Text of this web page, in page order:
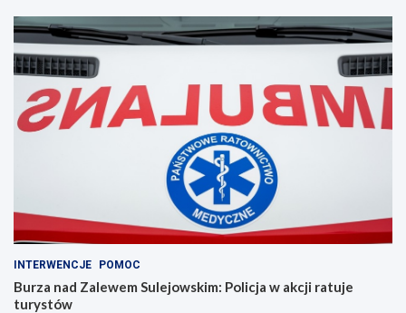
INTERWENCJE POMOC
Burza nad Zalewem Sulejowskim: Policja w akcji ratuje
turystów